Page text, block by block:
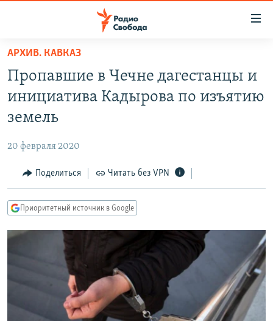
упрощенного
доступа
основному
Вернутся
Вернутся
поиску
ПОДКАСТЫ
МНЕНИЯ
КУЛЬТУРА
КАВКАЗ.РЕАЛИИ
СЕВЕР.РЕАЛИИ
СИБИРЬ.РЕАЛИИ
РАСПИСАНИЕ ВЕЩАНИЯ
ПОДПИШИТЕСЬ НА РАССЫЛКУ
АРХИВ. КАВКАЗ
Пропавшие в Чечне дагестанцы и
инициатива Кадырова по изъятию
земель
20 февраля 2020
Поделиться Читать без VPN
Приоритетный источник в Google